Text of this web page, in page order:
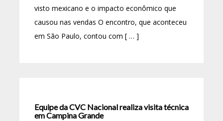
visto mexicano e o impacto econômico que
causou nas vendas O encontro, que aconteceu
em São Paulo, contou com [ … ]
Equipe da CVC Nacional realiza visita técnica
em Campina Grande